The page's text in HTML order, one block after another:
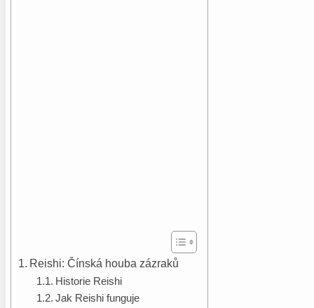
Reishi: Čínská houba zázraků
Historie Reishi
Jak Reishi funguje